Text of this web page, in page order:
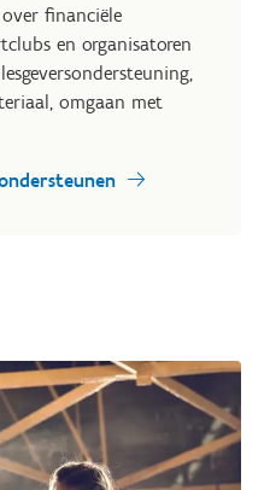
over financiële
en organisatoren
omgaan met